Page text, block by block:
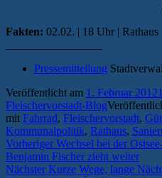
Fakten: 02.02. | 18 Uhr | Rathaus
Pressemitteilung
Veröffentlicht am 1. Februar 2012
Fleischervorstadt-Blog
mit Fahrrad, Fleischervorstadt,
Kommunalpolitik, Rathaus,
Beitragsnavigation
Vorheriger Vorheriger
Beitrag:
Wechsel bei der
Benjamin Fischer zieht weiter
Nächster Nächster
Kurze Wege, lange